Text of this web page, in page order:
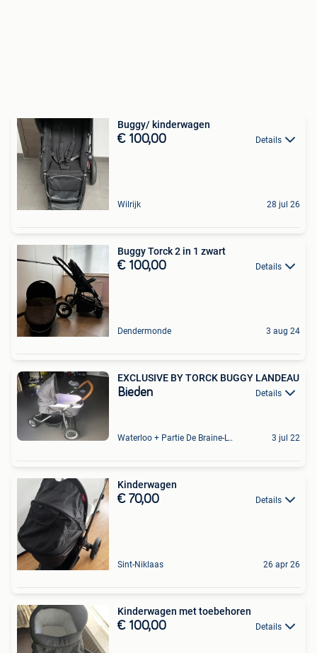
Buggy/ kinderwagen
€ 100,00 Details
Wilrijk 28 jul 26
Buggy Torck 2 in 1 zwart
€ 100,00 Details
Dendermonde 3 aug 24
EXCLUSIVE BY TORCK BUGGY LANDEAU
Bieden Details
Waterloo + Partie De Braine-L'Alleud, De Ohain 3 jul 22
Kinderwagen
€ 70,00 Details
Sint-Niklaas 26 apr 26
Kinderwagen met toebehoren
€ 100,00 Details